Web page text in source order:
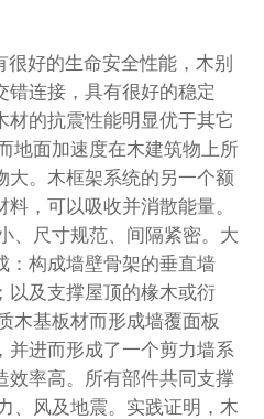
好的生命安全性能，木别
错连接，具有很好的稳定
材的抗震性能明显优于其它
地面加速度在木建筑物上所
大。木框架系统的另一个额
，可以吸收并消散能量。
、尺寸规范、间隔紧密。大
：构成墙壁骨架的垂直墙
以及支撑屋顶的椽木或衍
木基板材而形成墙覆面板
并进而形成了一个剪力墙系
率高。所有部件共同支撑
、风及地震。实践证明，木